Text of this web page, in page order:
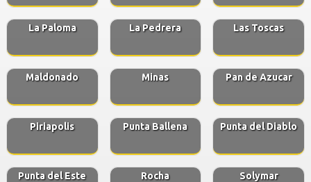
La Paloma La Pedrera Las Toscas
Maldonado Minas Pan de Azucar
Piriapolis Punta Ballena Punta del Diablo
Punta del Este Rocha Solymar